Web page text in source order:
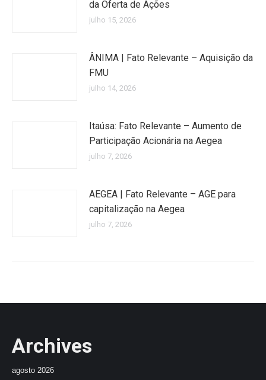
da Oferta de Ações
julho 15, 2026
ÂNIMA | Fato Relevante – Aquisição da
FMU
julho 14, 2026
Itaúsa: Fato Relevante – Aumento de
Participação Acionária na Aegea
julho 7, 2026
AEGEA | Fato Relevante – AGE para
capitalização na Aegea
julho 7, 2026
Archives
agosto 2026